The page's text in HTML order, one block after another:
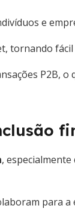
e
tornando
P2B,
,
para a